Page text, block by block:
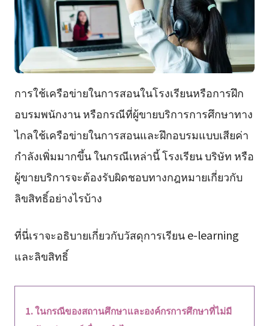
การใช้เครือข่ายในการสอนในโรงเรียนหรือการฝึก
อบรมพนักงาน หรือกรณีที่ผู้ขายบริการการศึกษาทาง
ไกลใช้เครือข่ายในการสอนและฝึกอบรมแบบเสียค่า
กำลังเพิ่มมากขึ้น ในกรณีเหล่านี้ โรงเรียน บริษัท หรือ
ผู้ขายบริการจะต้องรับผิดชอบทางกฎหมายเกี่ยวกับ
ลิขสิทธิ์อย่างไรบ้าง
ที่นี่เราจะอธิบายเกี่ยวกับวัสดุการเรียน e-learning
และลิขสิทธิ์
ในกรณีของสถานศึกษาและองค์กรการศึกษาที่ไม่มี